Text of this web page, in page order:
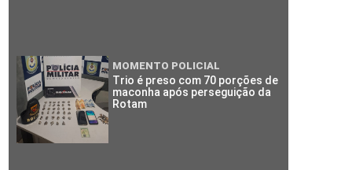
MOMENTO POLICIAL
Trio é preso com 70 porções de
maconha após perseguição da
Rotam